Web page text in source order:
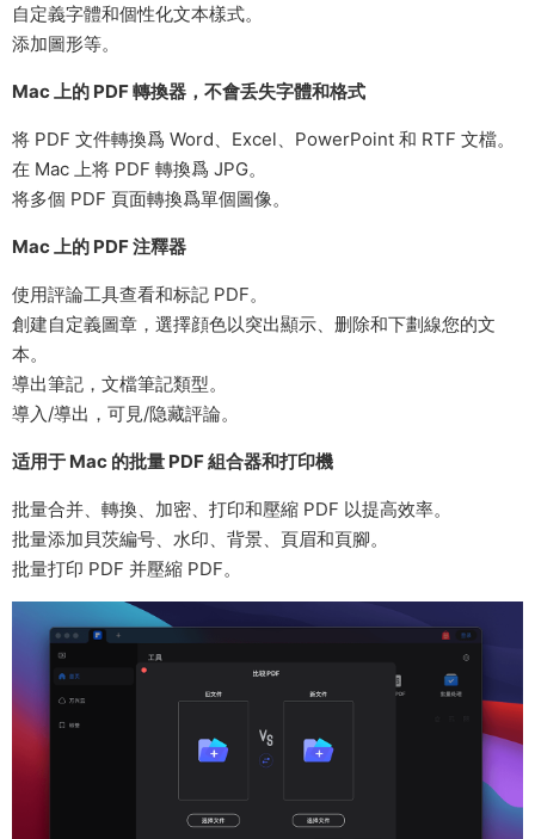
自定義字體和個性化文本樣式。
添加圖形等。
Mac 上的 PDF 轉換器，不會丢失字體和格式
将 PDF 文件轉換爲 Word、Excel、PowerPoint 和 RTF 文檔。
在 Mac 上将 PDF 轉換爲 JPG。
将多個 PDF 頁面轉換爲單個圖像。
Mac 上的 PDF 注釋器
使用評論工具查看和标記 PDF。
創建自定義圖章，選擇顔色以突出顯示、删除和下劃線您的文
本。
導出筆記，文檔筆記類型。
導入/導出，可見/隐藏評論。
适用于 Mac 的批量 PDF 組合器和打印機
批量合并、轉換、加密、打印和壓縮 PDF 以提高效率。
批量添加貝茨編号、水印、背景、頁眉和頁腳。
批量打印 PDF 并壓縮 PDF。